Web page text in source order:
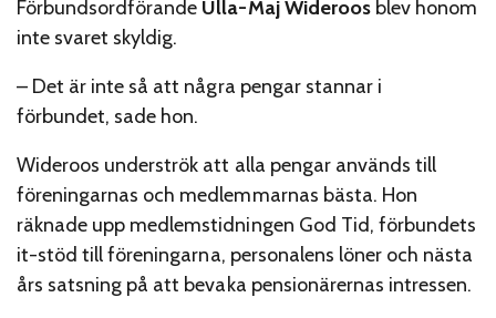
Förbundsordförande Ulla-Maj Wideroosblev honom
inte svaret skyldig.
– Det är inte så att några pengar stannar i
förbundet, sade hon.
Wideroos underströk att alla pengar används till
föreningarnas och medlemmarnas bästa. Hon
räknade upp medlemstidningen God Tid, förbundets
it-stöd till föreningarna, personalens löner och nästa
års satsning på att bevaka pensionärernas intressen.